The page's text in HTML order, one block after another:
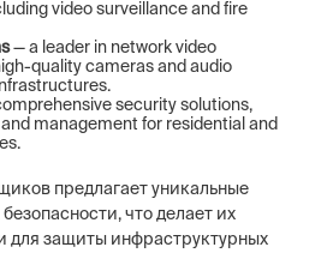
video surveillance and fire
— a leader in network video
quality cameras and audio
security solutions,
management for residential and
предлагает уникальные
что делает их
для защиты инфраструктурных